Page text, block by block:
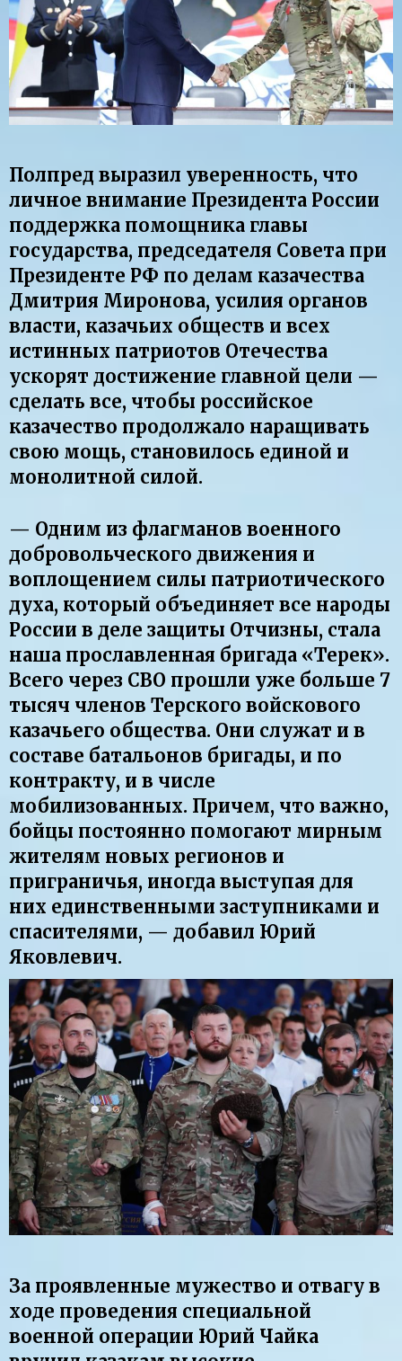
Полпред выразил уверенность, что
личное внимание Президента России
поддержка помощника главы
государства, председателя Совета при
Президенте РФ по делам казачества
Дмитрия Миронова, усилия органов
власти, казачьих обществ и всех
истинных патриотов Отечества
ускорят достижение главной цели —
сделать все, чтобы российское
казачество продолжало наращивать
свою мощь, становилось единой и
монолитной силой.
— Одним из флагманов военного
добровольческого движения и
воплощением силы патриотического
духа, который объединяет все народы
России в деле защиты Отчизны, стала
наша прославленная бригада «Терек».
Всего через СВО прошли уже больше 7
тысяч членов Терского войскового
казачьего общества. Они служат и в
составе батальонов бригады, и по
контракту, и в числе
мобилизованных. Причем, что важно,
бойцы постоянно помогают мирным
жителям новых регионов и
приграничья, иногда выступая для
них единственными заступниками и
спасителями, — добавил Юрий
Яковлевич.
За проявленные мужество и отвагу в
ходе проведения специальной
военной операции Юрий Чайка